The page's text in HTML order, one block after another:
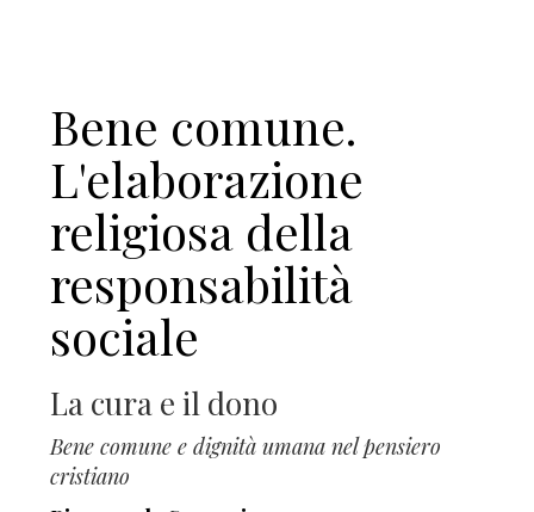
Bene comune.
L'elaborazione
religiosa della
responsabilità
sociale
La cura e il dono
Bene comune e dignità umana nel pensiero
cristiano